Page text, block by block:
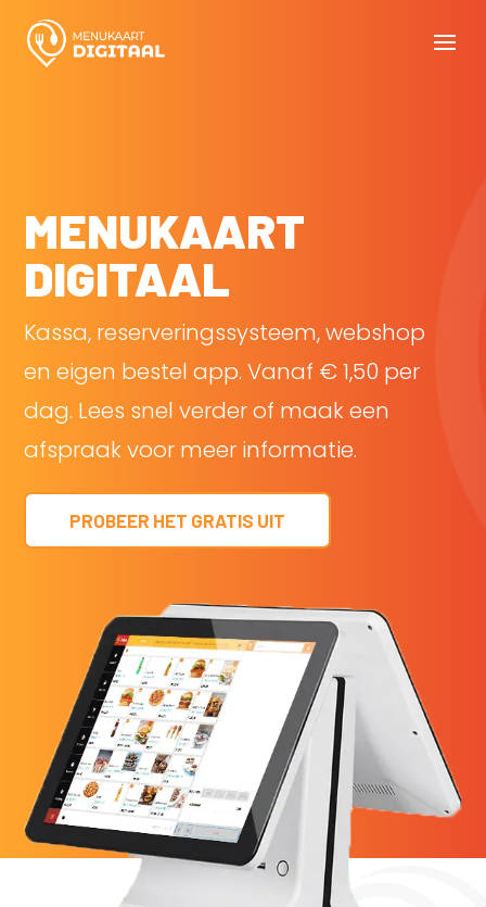
MENUKAART
DIGITAAL
Kassa, reserveringssysteem, webshop
en eigen bestel app. Vanaf € 1,50 per
dag. Lees snel verder of maak een
afspraak voor meer informatie.
PROBEER HET GRATIS UIT